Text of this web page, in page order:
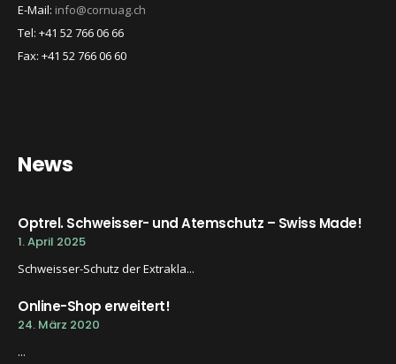
E-Mail: info@cornuag.ch
Tel: +41 52 766 06 66
Fax: +41 52 766 06 60
News
Optrel. Schweisser- und Atemschutz – Swiss Made!
1. April 2025
Schweisser-Schutz der Extrakla...
Online-Shop erweitert!
24. März 2020
...